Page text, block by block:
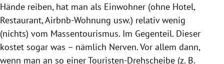
Untermenü
Untermenü
Hände reiben, hat man als Einwohner (ohne Hotel,
Restaurant, Airbnb-Wohnung usw.) relativ wenig
(nichts) vom Massentourismus. Im Gegenteil. Dieser
kostet sogar was – nämlich Nerven. Vor allem dann,
wenn man an so einer Touristen-Drehscheibe (z. B.